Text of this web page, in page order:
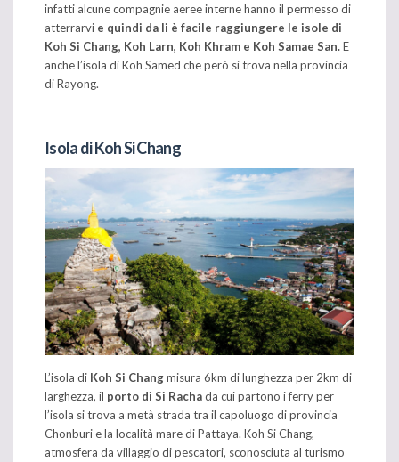
infatti alcune compagnie aeree interne hanno il permesso di
atterrarvi e quindi da li è facile raggiungere le isole di
Koh Si Chang, Koh Larn, Koh Khram e Koh Samae San.E
anche l’isola di Koh Samed che però si trova nella provincia
di Rayong.
Isola di Koh Si Chang
L’isola di Koh Si Changmisura 6km di lunghezza per 2km di
larghezza, il porto di Si Rachada cui partono i ferry per
l’isola si trova a metà strada tra il capoluogo di provincia
Chonburi e la località mare di Pattaya. Koh Si Chang,
atmosfera da villaggio di pescatori, sconosciuta al turismo